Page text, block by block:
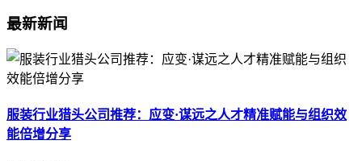
最新新闻
服装行业猎头公司推荐：应变·谋远之人才精准赋能与组织效
能倍增分享